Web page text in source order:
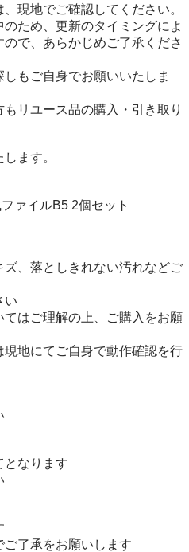
現地でご確認してください。
のため、更新のタイミングによ
で、あらかじめご了承くださ
しもご自身でお願いいたしま
もリユース品の購入・引き取り
ます。
ァイルB5 2個セット
ズ、落としきれない汚れなどご
い
はご理解の上、ご購入をお願
地にてご自身で動作確認を行
となります
了承をお願いします